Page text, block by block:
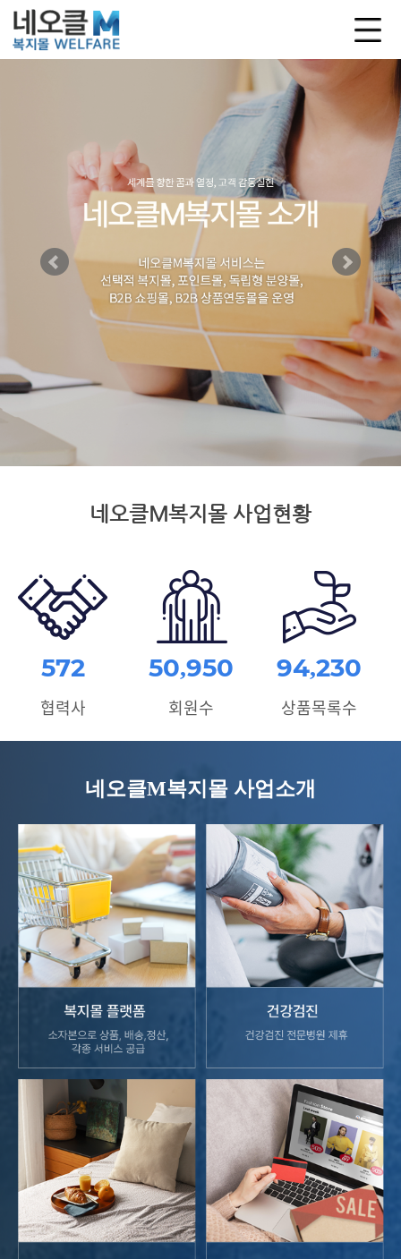
네오클M복지몰 사업현황
572
협력사
50,950
회원수
94,230
상품목록수
네오클M복지몰 사업소개